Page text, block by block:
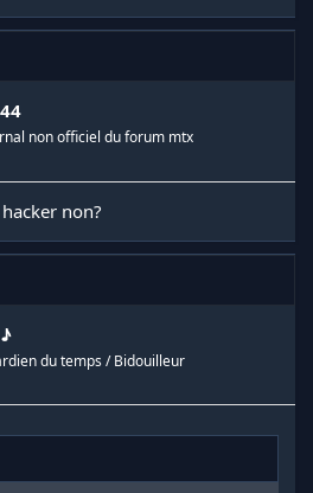
non officiel du forum mtx
non?
du temps / Bidouilleur